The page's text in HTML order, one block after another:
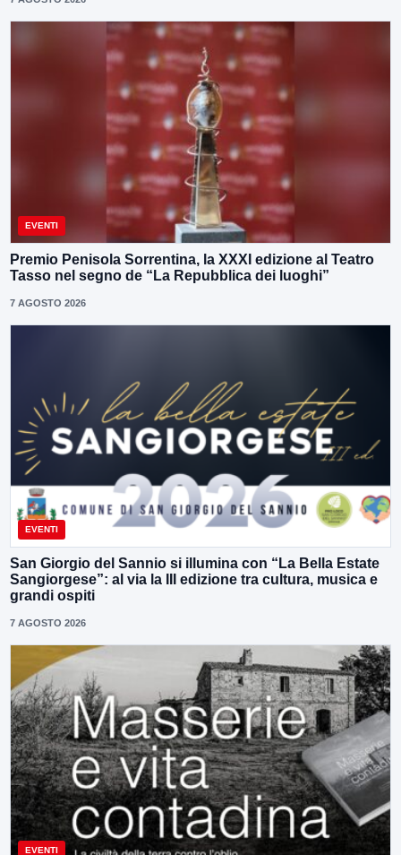
EVENTI
Premio Penisola Sorrentina, la XXXI edizione al Teatro
Tasso nel segno de “La Repubblica dei luoghi”
7 AGOSTO 2026
EVENTI
San Giorgio del Sannio si illumina con “La Bella Estate
Sangiorgese”: al via la III edizione tra cultura, musica e
grandi ospiti
7 AGOSTO 2026
EVENTI